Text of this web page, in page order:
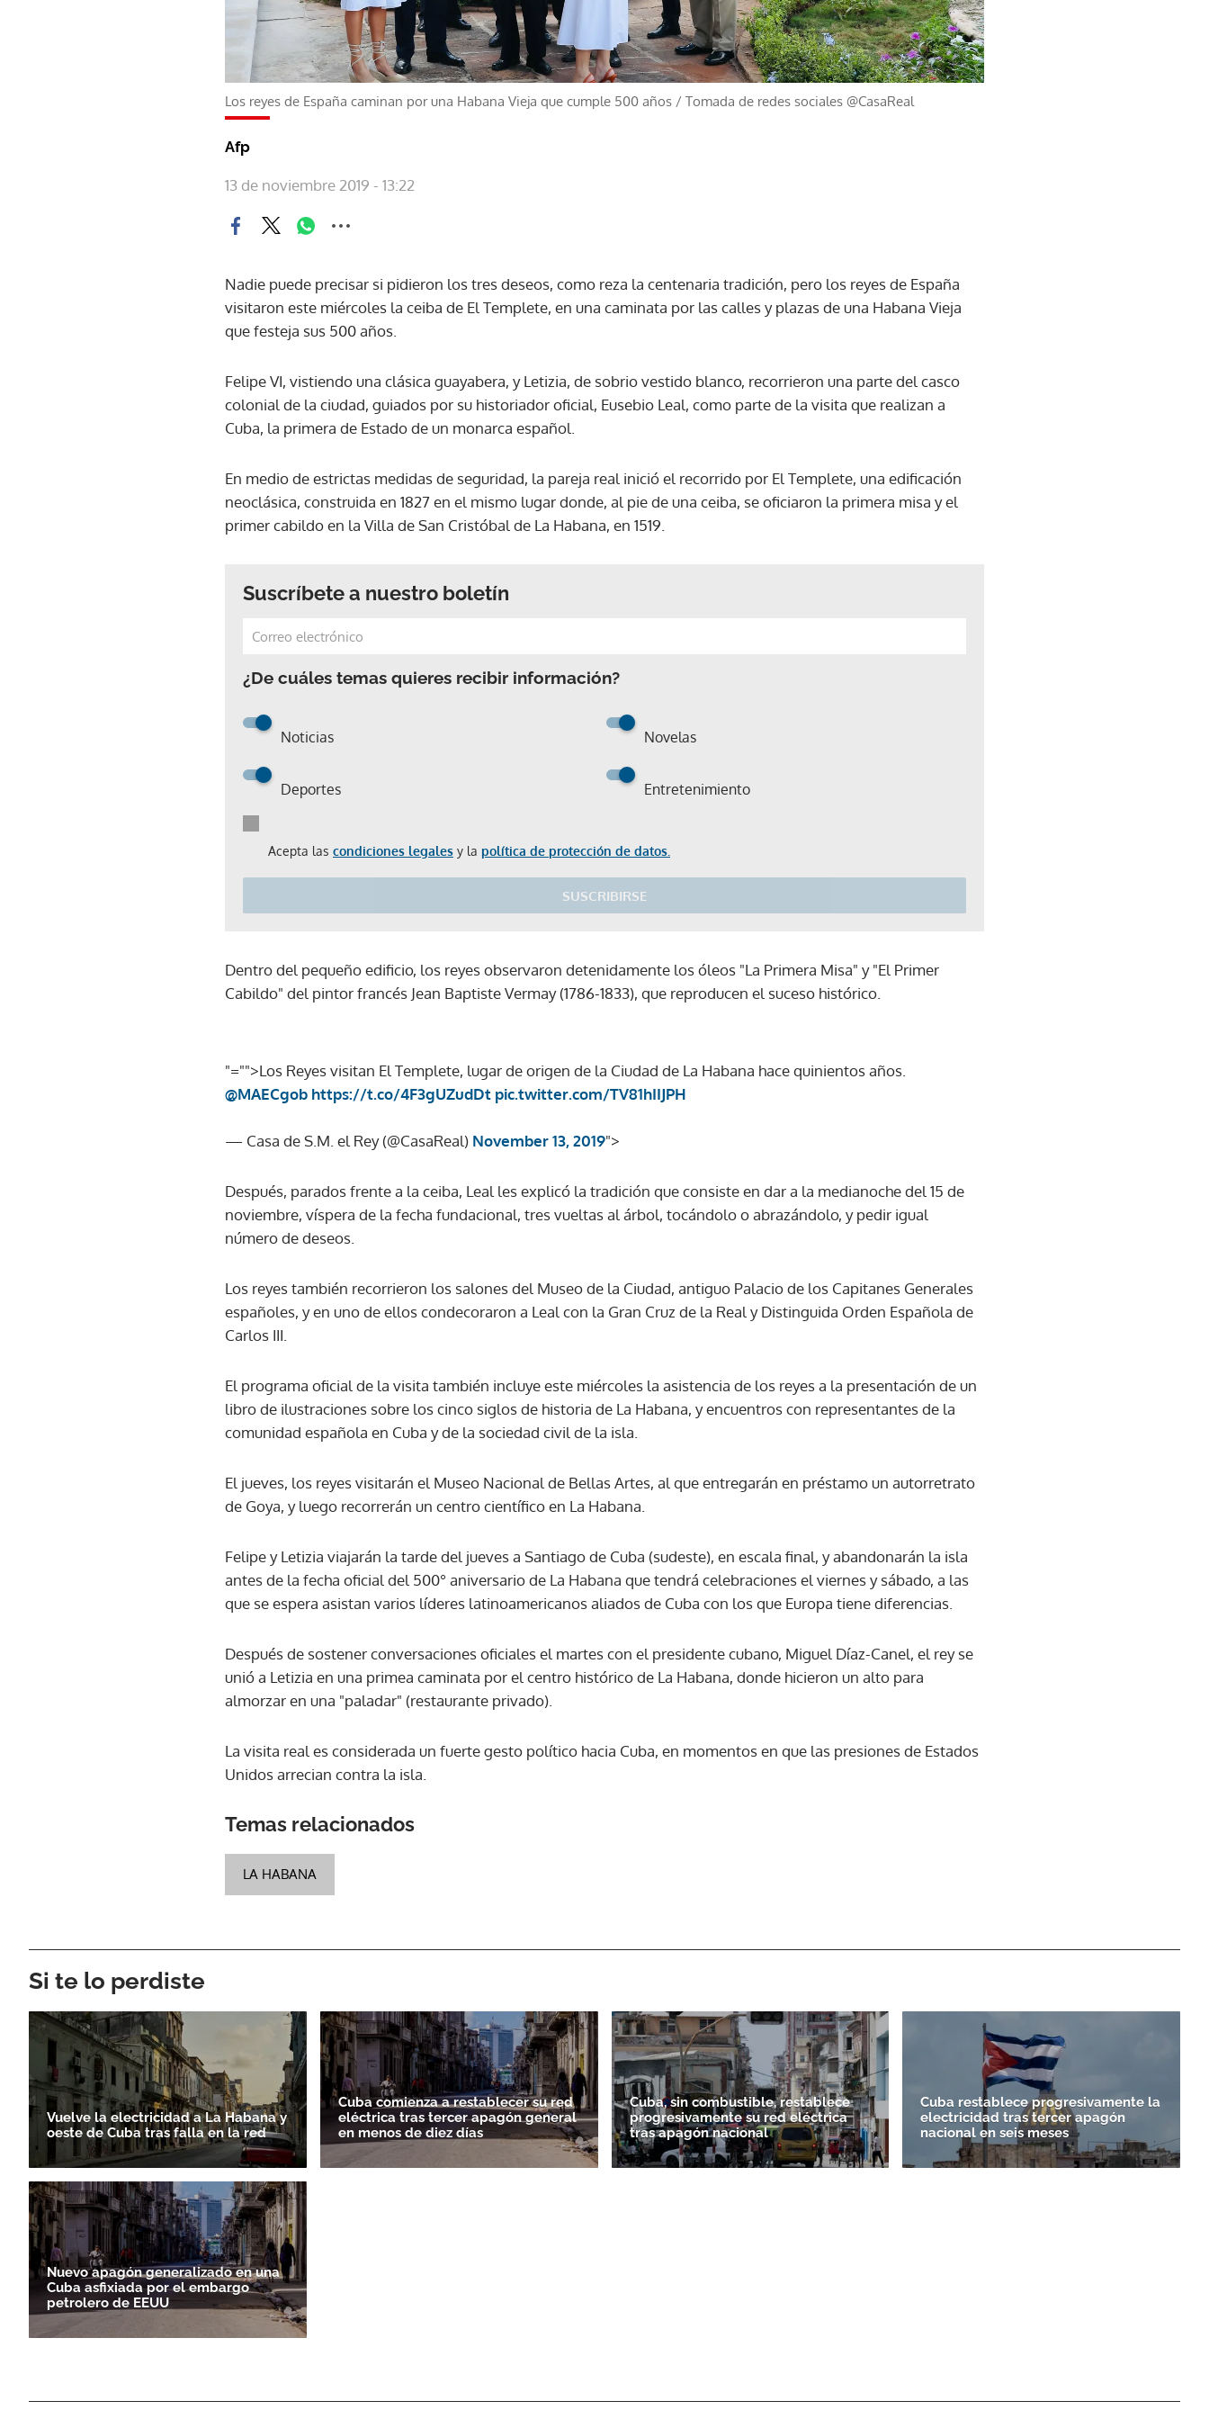
Los reyes de España caminan por una Habana Vieja que cumple 500 años / Tomada de redes sociales @CasaReal
Afp
13 de noviembre 2019 - 13:22
Nadie puede precisar si pidieron los tres deseos, como reza la centenaria tradición, pero los reyes de España
visitaron este miércoles la ceiba de El Templete, en una caminata por las calles y plazas de una Habana Vieja
que festeja sus 500 años.
Felipe VI, vistiendo una clásica guayabera, y Letizia, de sobrio vestido blanco, recorrieron una parte del casco
colonial de la ciudad, guiados por su historiador oficial, Eusebio Leal, como parte de la visita que realizan a
Cuba, la primera de Estado de un monarca español.
En medio de estrictas medidas de seguridad, la pareja real inició el recorrido por El Templete, una edificación
neoclásica, construida en 1827 en el mismo lugar donde, al pie de una ceiba, se oficiaron la primera misa y el
primer cabildo en la Villa de San Cristóbal de La Habana, en 1519.
Suscríbete a nuestro boletín
¿De cuáles temas quieres recibir información?
Noticias Novelas
Deportes Entretenimiento
Acepta las condiciones legales y la política de protección de datos.
SUSCRIBIRSE
Gracias por suscribirte a nuestro boletín.
Dentro del pequeño edificio, los reyes observaron detenidamente los óleos "La Primera Misa" y "El Primer
Cabildo" del pintor francés Jean Baptiste Vermay (1786-1833), que reproducen el suceso histórico.
"="">Los Reyes visitan El Templete, lugar de origen de la Ciudad de La Habana hace quinientos años.
@MAECgob https://t.co/4F3gUZudDt pic.twitter.com/TV81hIIJPH
— Casa de S.M. el Rey (@CasaReal) November 13, 2019">
Después, parados frente a la ceiba, Leal les explicó la tradición que consiste en dar a la medianoche del 15 de
noviembre, víspera de la fecha fundacional, tres vueltas al árbol, tocándolo o abrazándolo, y pedir igual
número de deseos.
Los reyes también recorrieron los salones del Museo de la Ciudad, antiguo Palacio de los Capitanes Generales
españoles, y en uno de ellos condecoraron a Leal con la Gran Cruz de la Real y Distinguida Orden Española de
Carlos III.
El programa oficial de la visita también incluye este miércoles la asistencia de los reyes a la presentación de un
libro de ilustraciones sobre los cinco siglos de historia de La Habana, y encuentros con representantes de la
comunidad española en Cuba y de la sociedad civil de la isla.
El jueves, los reyes visitarán el Museo Nacional de Bellas Artes, al que entregarán en préstamo un autorretrato
de Goya, y luego recorrerán un centro científico en La Habana.
Felipe y Letizia viajarán la tarde del jueves a Santiago de Cuba (sudeste), en escala final, y abandonarán la isla
antes de la fecha oficial del 500° aniversario de La Habana que tendrá celebraciones el viernes y sábado, a las
que se espera asistan varios líderes latinoamericanos aliados de Cuba con los que Europa tiene diferencias.
Después de sostener conversaciones oficiales el martes con el presidente cubano, Miguel Díaz-Canel, el rey se
unió a Letizia en una primea caminata por el centro histórico de La Habana, donde hicieron un alto para
almorzar en una "paladar" (restaurante privado).
La visita real es considerada un fuerte gesto político hacia Cuba, en momentos en que las presiones de Estados
Unidos arrecian contra la isla.
Temas relacionados
LA HABANA
Si te lo perdiste
Vuelve la electricidad a La Habana y
oeste de Cuba tras falla en la red
Cuba comienza a restablecer su red
eléctrica tras tercer apagón general
en menos de diez días
Cuba, sin combustible, restablece
progresivamente su red eléctrica
tras apagón nacional
Cuba restablece progresivamente la
electricidad tras tercer apagón
nacional en seis meses
Nuevo apagón generalizado en una
Cuba asfixiada por el embargo
petrolero de EEUU